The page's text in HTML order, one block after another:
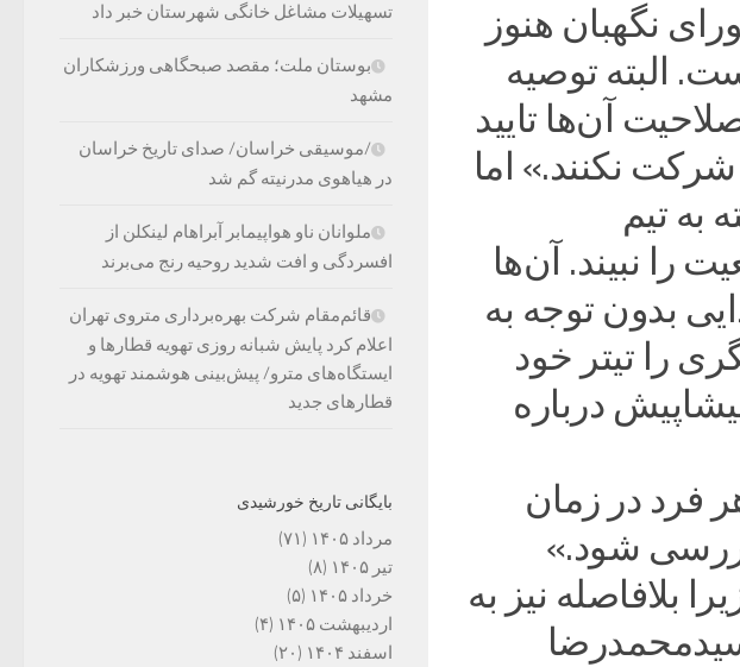
نگهبان هنوز
البته توصیه
آن‌ها تایید
نکنند.» اما
به تیم
را نبیند. آن‌ها
بدون توجه به
را تیتر خود
درباره
فرد در زمان
شود.»
بلافاصله نیز به
سیدمحمدرضا
تسهیلات مشاغل خانگی شهرستان خبر داد
بوستان ملت؛ مقصد صبحگاهی ورزشکاران
مشهد
/موسیقی خراسان/ صدای تاریخ خراسان
در هیاهوی مدرنیته گم شد
ملوانان ناو هواپیمابر آبراهام لینکلن از
افسردگی و افت شدید روحیه رنج می‌برند
قائم‌مقام شرکت بهره‌برداری متروی تهران
اعلام کرد پایش شبانه روزی تهویه قطارها و
ایستگاه‌های مترو/ پیش‌بینی هوشمند تهویه در
قطارهای جدید
بایگانی تاریخ خورشیدی
مرداد ۱۴۰۵
(۷۱)
تیر ۱۴۰۵
(۸)
خرداد ۱۴۰۵
(۵)
اردیبهشت ۱۴۰۵
(۴)
اسفند ۱۴۰۴
(۲۰)